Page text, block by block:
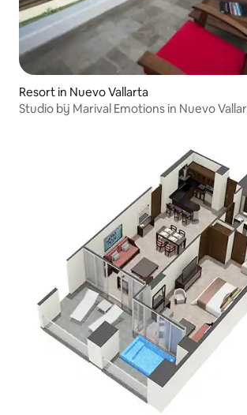
Resort in Nuevo Vallarta
Studio bij Marival Emotions in Nuevo